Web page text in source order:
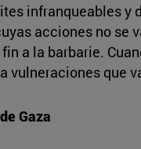
infranqueables
acciones no
a la barbarie.
que
Gaza